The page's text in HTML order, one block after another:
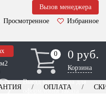
Вызов менеджера
Просмотренное
Избранное
0
0 0 руб.
Корзина
Выезд менеджера для
оформления заказа
ОПЛАТА